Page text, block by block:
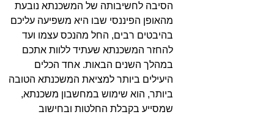
הסיבה לחשיבותה של המשכנתא נובעת
מהאופן הפיננסי שבו היא משפיעה עליכם
בהיבטים רבים, החל מהנכס עצמו ועד
להחזר המשכנתא שעתיד ללוות אתכם
במהלך השנים הבאות. אחד הכלים
היעילים ביותר למציאת המשכנתא הטובה
ביותר, הוא שימוש במחשבון משכנתא,
שמסייע בקבלת החלטות ובחישוב